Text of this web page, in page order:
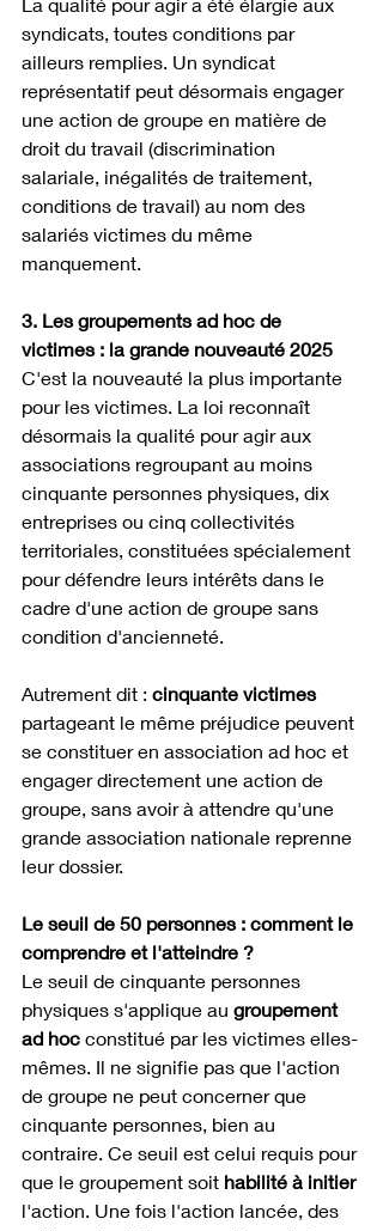
syndicats, toutes conditions par
ailleurs remplies. Un syndicat
représentatif peut désormais engager
une action de groupe en matière de
droit du travail (discrimination
salariale, inégalités de traitement,
conditions de travail) au nom des
salariés victimes du même
manquement.
3. Les groupements ad hoc de
victimes : la grande nouveauté 2025
C'est la nouveauté la plus importante
pour les victimes. La loi reconnaît
désormais la qualité pour agir aux
associations regroupant au moins
cinquante personnes physiques, dix
entreprises ou cinq collectivités
territoriales, constituées spécialement
pour défendre leurs intérêts dans le
cadre d'une action de groupe sans
condition d'ancienneté.
Autrement dit : cinquante victimes
partageant le même préjudice peuvent
se constituer en association ad hoc et
engager directement une action de
groupe, sans avoir à attendre qu'une
grande association nationale reprenne
leur dossier.
Le seuil de 50 personnes : comment le
comprendre et l'atteindre ?
Le seuil de cinquante personnes
physiques s'applique au groupement
ad hoc constitué par les victimes elles-
mêmes. Il ne signifie pas que l'action
de groupe ne peut concerner que
cinquante personnes, bien au
contraire. Ce seuil est celui requis pour
que le groupement soit habilité à initier
l'action. Une fois l'action lancée, des